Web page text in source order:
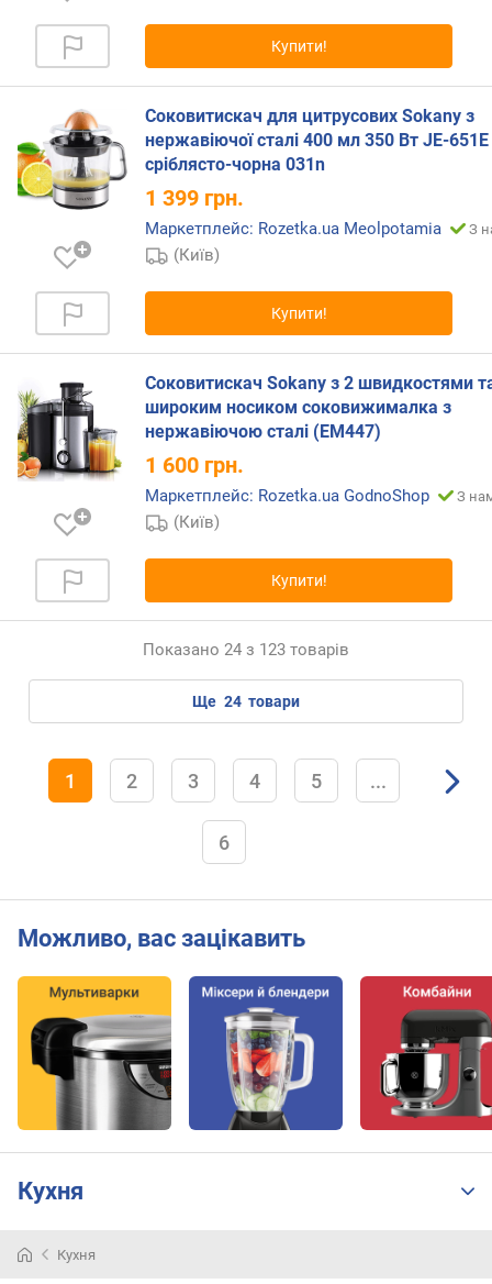
Купити!
Соковитискач для цитрусових Sokany з
нержавіючої сталі 400 мл 350 Вт JE-651E
сріблясто-чорна 031n
1 399 грн.
Маркетплейс: Rozetka.ua Meolpotamia З
(Київ)
Купити!
Соковитискач Sokany з 2 швидкостями
широким носиком соковижималка з
нержавіючою сталі (EM447)
1 600 грн.
Маркетплейс: Rozetka.ua GodnoShop З
(Київ)
Купити!
Показано 24 з 123 товарів
ще 24 товари
1 2 3 4 5 ...
6
Можливо, вас зацікавить
Кухня
Кухня